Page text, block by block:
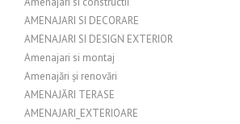
AMENAJARI SI DECORARE
AMENAJARI SI DESIGN EXTERIOR
Amenajari si montaj
Amenajări și renovări
AMENAJĂRI TERASE
AMENAJARI_EXTERIOARE